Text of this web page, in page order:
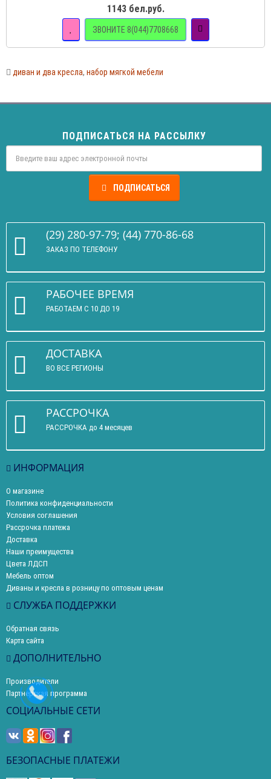
1143 бел.руб.
ЗВОНИТЕ 8(044)7708668
диван и два кресла, набор мягкой мебели
ПОДПИСАТЬСЯ НА РАССЫЛКУ
ПОДПИСАТЬСЯ
(29) 280-97-79; (44) 770-86-68
ЗАКАЗ ПО ТЕЛЕФОНУ
РАБОЧЕЕ ВРЕМЯ
РАБОТАЕМ С 10 ДО 19
ДОСТАВКА
ВО ВСЕ РЕГИОНЫ
РАССРОЧКА
РАССРОЧКА до 4 месяцев
ИНФОРМАЦИЯ
О магазине
Политика конфиденциальности
Условия соглашения
Рассрочка платежа
Доставка
Наши преимущества
Цвета ЛДСП
Мебель оптом
Диваны и кресла в розницу по оптовым ценам
СЛУЖБА ПОДДЕРЖКИ
Обратная связь
Карта сайта
ДОПОЛНИТЕЛЬНО
Производители
Партнерская программа
СОЦИАЛЬНЫЕ СЕТИ
БЕЗОПАСНЫЕ ПЛАТЕЖИ